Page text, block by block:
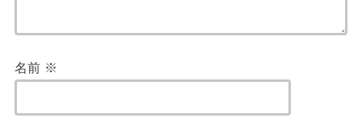
名前 ※